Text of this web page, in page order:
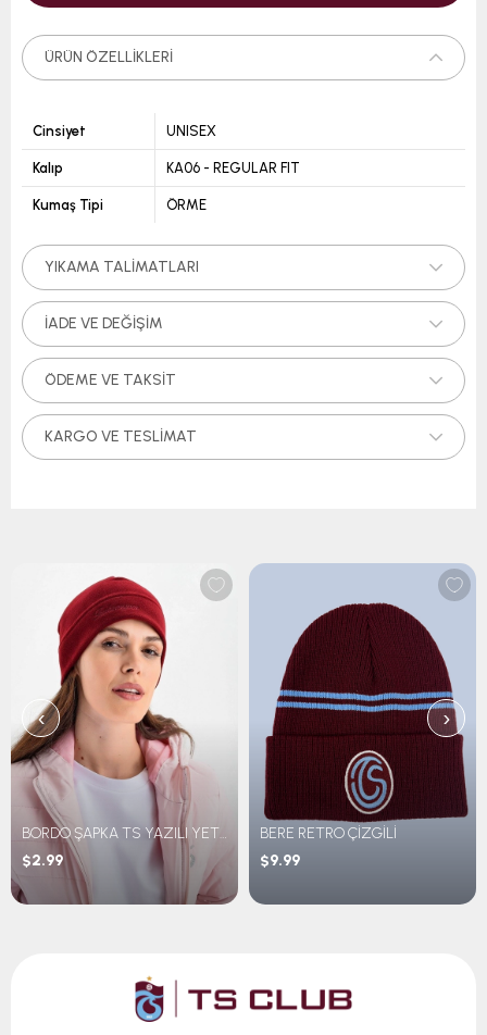
ÜRÜN ÖZELLIKLERI
Cinsiyet UNISEX
Kalıp KA06 - REGULAR FIT
Kumaş Tipi ÖRME
YIKAMA TALIMATLARI
İADE VE DEĞIŞIM
ÖDEME VE TAKSIT
KARGO VE TESLIMAT
BORDO ŞAPKA TS YAZILI YETİŞKİN
$2.99
BERE RETRO ÇİZGİLİ
$9.99
‹ ›